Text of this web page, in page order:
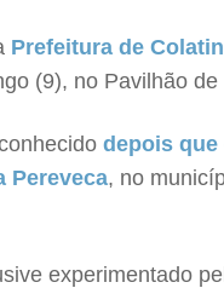
Prefeitura de
(9), no Pavilhão
depois que
Pereveca, no
experimentado